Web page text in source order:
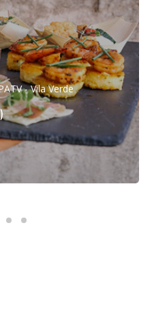
- Vila Verde